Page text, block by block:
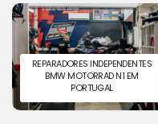
REPARADORES INDEPENDENTES
BMW MOTORRAD N1 EM
PORTUGAL